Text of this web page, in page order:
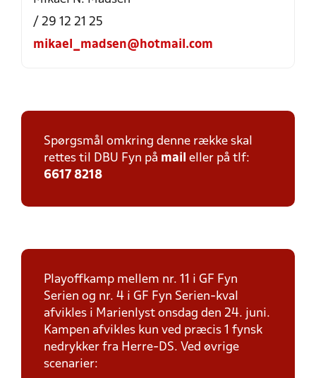
/ 29 12 21 25
mikael_madsen@hotmail.com
Spørgsmål omkring denne række skal
rettes til DBU Fyn på mail eller på tlf:
6617 8218
Playoffkamp mellem nr. 11 i GF Fyn
Serien og nr. 4 i GF Fyn Serien-kval
afvikles i Marienlyst onsdag den 24. juni.
Kampen afvikles kun ved præcis 1 fynsk
nedrykker fra Herre-DS. Ved øvrige
scenarier: